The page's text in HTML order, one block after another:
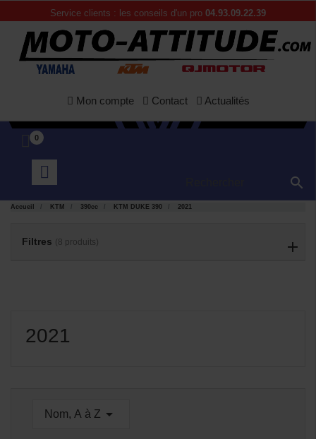
Service clients : les conseils d'un pro 04.93.09.22.39
Mon compte Contact Actualités
0

Accueil KTM 390cc KTM DUKE 390 2021
Filtres (8 produits)
2021
Nom, A à Z 